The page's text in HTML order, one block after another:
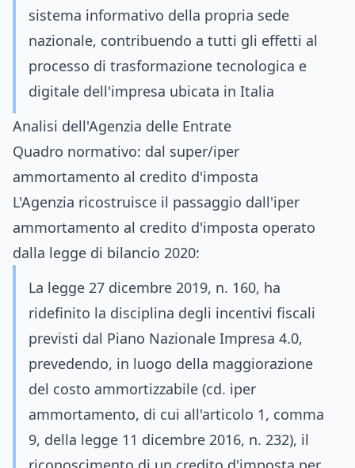
sistema informativo della propria sede
nazionale, contribuendo a tutti gli effetti al
processo di trasformazione tecnologica e
digitale dell'impresa ubicata in Italia
Analisi dell'Agenzia delle Entrate
Quadro normativo: dal super/iper
ammortamento al credito d'imposta
L'Agenzia ricostruisce il passaggio dall'iper
ammortamento al credito d'imposta operato
dalla legge di bilancio 2020:
La legge 27 dicembre 2019, n. 160, ha
ridefinito la disciplina degli incentivi fiscali
previsti dal Piano Nazionale Impresa 4.0,
prevedendo, in luogo della maggiorazione
del costo ammortizzabile (cd. iper
ammortamento, di cui all'articolo 1, comma
9, della legge 11 dicembre 2016, n. 232), il